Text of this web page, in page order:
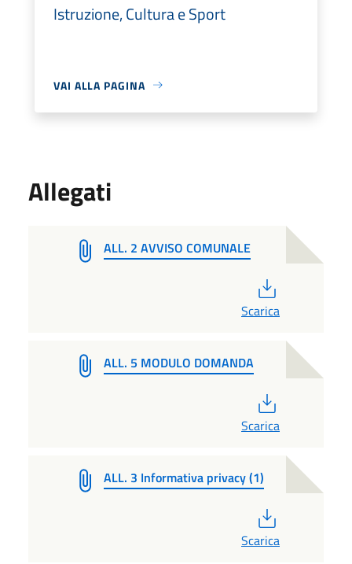
Istruzione, Cultura e Sport
VAI ALLA PAGINA
Allegati
ALL. 2 AVVISO COMUNALE
Scarica
ALL. 5 MODULO DOMANDA
Scarica
ALL. 3 Informativa privacy (1)
Scarica